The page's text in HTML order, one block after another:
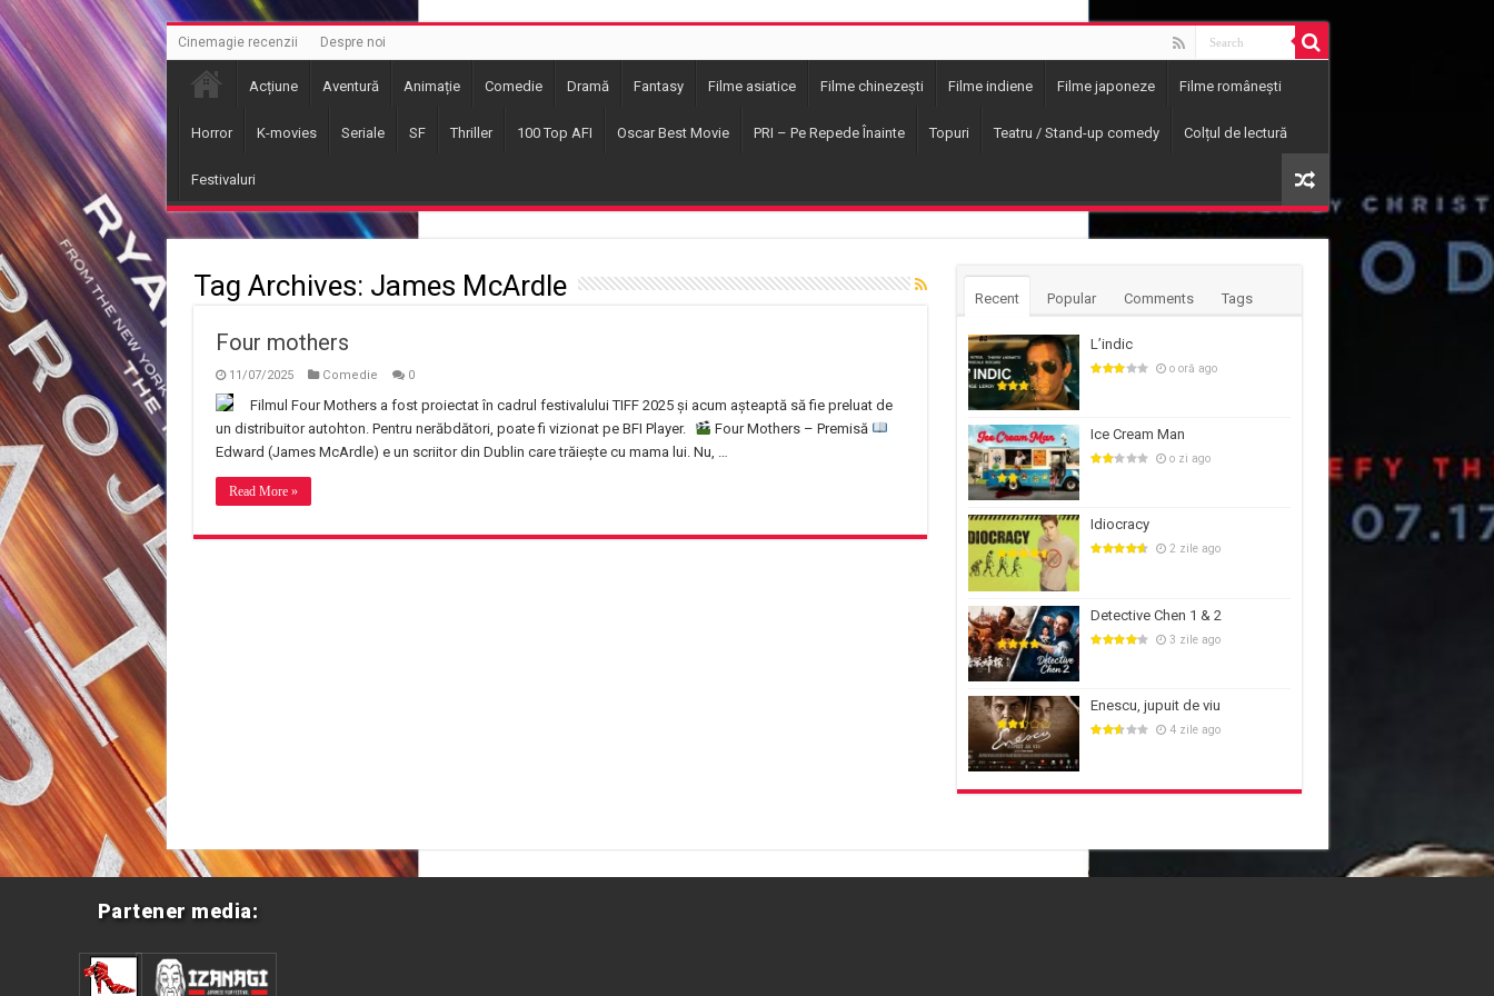
Cinemagie recenzii Despre noi
Acțiune Aventură Animație Comedie Dramă Fantasy Filme asiatice Filme chinezești Filme indiene Filme japoneze Filme românești
Horror K-movies Seriale SF Thriller 100 Top AFI Oscar Best Movie PRI – Pe Repede Înainte Topuri Teatru / Stand-up comedy Colțul de lectură
Festivaluri
Tag Archives: James McArdle
Four mothers
11/07/2025 Comedie 0
Filmul Four Mothers a fost proiectat în cadrul festivalului TIFF 2025 și acum așteaptă să fie preluat de
un distribuitor autohton. Pentru nerăbdători, poate fi vizionat pe BFI Player.
Four Mothers – Premisă
Edward (James McArdle) e un scriitor din Dublin care trăiește cu mama lui. Nu, …
Read More »
Recent Popular Comments Tags
L’indic
o oră ago
Ice Cream Man
o zi ago
Idiocracy
2 zile ago
Detective Chen 1 & 2
3 zile ago
Enescu, jupuit de viu
4 zile ago
Partener media: